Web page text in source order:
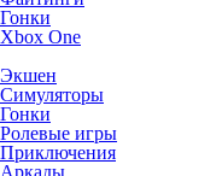
Гонки
Xbox One
Экшен
Симуляторы
Гонки
Ролевые игры
Приключения
Аркады